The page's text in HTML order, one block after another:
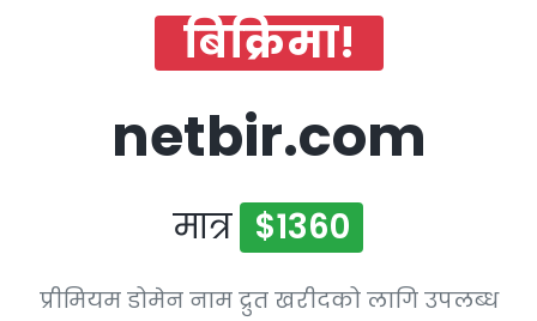
बिक्रिमा!
netbir.com
मात्र $1360
प्रीमियम डोमेन नाम द्रुत खरीदको लागि उपलब्ध